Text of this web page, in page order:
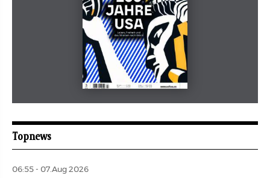
aufbau
Topnews
06:55 - 07.Aug 2026